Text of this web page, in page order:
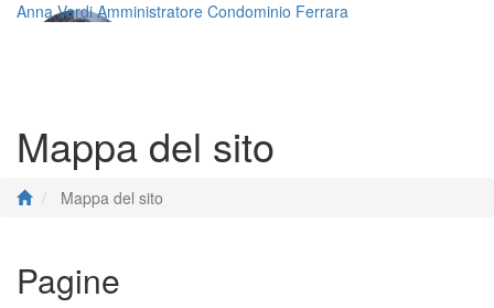
Anna Verdi Amministratore Condominio Ferrara
Mappa del sito
Mappa del sito
Pagine